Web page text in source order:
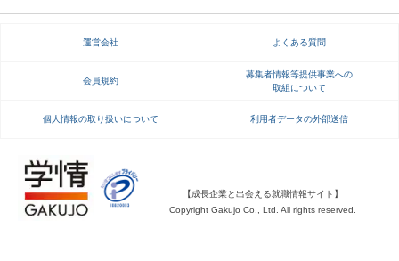
運営会社 よくある質問
会員規約
募集者情報等提供事業への
取組について
個人情報の取り扱いについて 利用者データの外部送信
【成長企業と出会える就職情報サイト】
Copyright Gakujo Co., Ltd. All rights reserved.